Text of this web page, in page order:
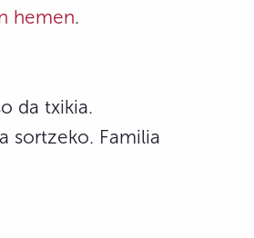
hemen.
da txikia.
sortzeko. Familia